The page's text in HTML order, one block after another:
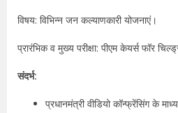
विषय: विभिन्न जन कल्याणकारी योजनाएं।
प्रारंभिक व मुख्य परीक्षा: पीएम केयर्स फॉर
संदर्भ:
प्रधानमंत्री वीडियो कॉन्फ्रेंसिंग के